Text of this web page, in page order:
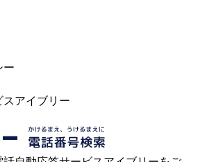
ー
スアイブリー